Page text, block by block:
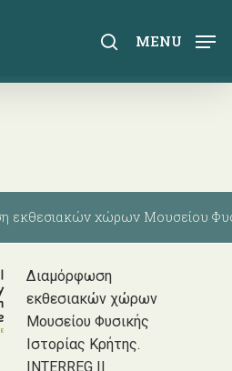
search
MENU
εκθεσιακών χώρων Μουσείου
Διαμόρφωση
εκθεσιακών χώρων
Μουσείου Φυσικής
Ιστορίας Κρήτης.
INTERREG II